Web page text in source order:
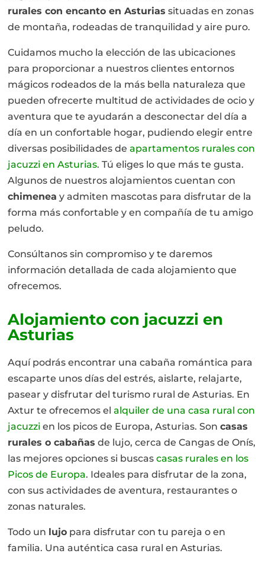
rurales con encanto en Asturias situadas en zonas
de montaña, rodeadas de tranquilidad y aire puro.
Cuidamos mucho la elección de las ubicaciones
para proporcionar a nuestros clientes entornos
mágicos rodeados de la más bella naturaleza que
pueden ofrecerte multitud de actividades de ocio y
aventura que te ayudarán a desconectar del día a
día en un confortable hogar, pudiendo elegir entre
diversas posibilidades deapartamentos rurales con
jacuzzi en Asturias. Tú eliges lo que más te gusta.
Algunos de nuestros alojamientos cuentan con
chimenea y admiten mascotas para disfrutar de la
forma más confortable y en compañía de tu amigo
peludo.
Consúltanos sin compromiso y te daremos
información detallada de cada alojamiento que
ofrecemos.
Alojamiento con jacuzzi en
Asturias
Aquí podrás encontrar una cabaña romántica para
escaparte unos días del estrés, aislarte, relajarte,
pasear y disfrutar del turismo rural de Asturias. En
Axtur te ofrecemos elalquiler de una casa rural con
jacuzzi en los picos de Europa, Asturias. Soncasas
rurales o cabañas de lujo, cerca de Cangas de Onís,
las mejores opciones si buscascasas rurales en los
Picos de Europa. Ideales para disfrutar de la zona,
con sus actividades de aventura, restaurantes o
zonas naturales.
Todo un lujo para disfrutar con tu pareja o en
familia. Una auténtica casa rural en Asturias.